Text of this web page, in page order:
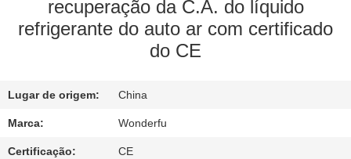
CONTROLE
DA
CONTACTE-
NOS
recuperação da C.A. do líquido
refrigerante do auto ar com certificado
do CE
Lugar de origem: China
Marca: Wonderfu
Certificação: CE